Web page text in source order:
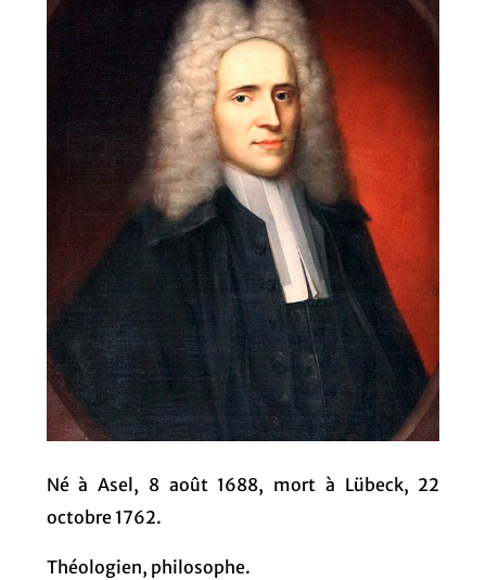
Né à Asel, 8 août 1688, mort à Lübeck, 22
octobre 1762.
Théologien, philosophe.